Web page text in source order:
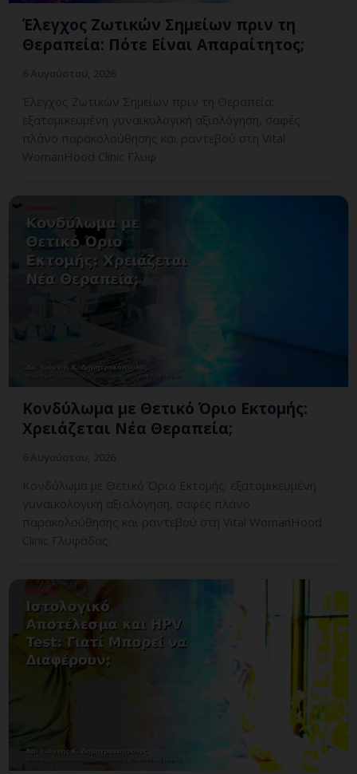
Έλεγχος Ζωτικών Σημείων πριν τη
Θεραπεία: Πότε Είναι Απαραίτητος;
Έλεγχος Ζωτικών Σημείων πριν τη Θεραπεία:
εξατομικευμένη γυναικολογική αξιολόγηση, σαφές
πλάνο παρακολούθησης και ραντεβού στη Vital
WomanHood Clinic Γλυφ
Κονδύλωμα με Θετικό Όριο Εκτομής:
Χρειάζεται Νέα Θεραπεία;
Κονδύλωμα με Θετικό Όριο Εκτομής: εξατομικευμένη
γυναικολογική αξιολόγηση, σαφές πλάνο
παρακολούθησης και ραντεβού στη Vital WomanHood
Clinic Γλυφάδας.